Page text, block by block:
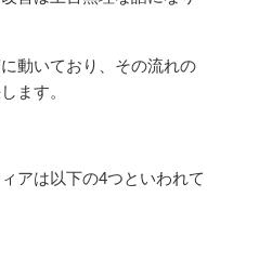
動いており、その流れの
ます。
アは以下の4つといわれて